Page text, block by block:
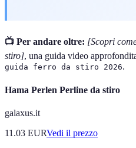
📺 Per andare oltre: [Scopri
stiro], una guida video
guida ferro da stiro 2026.
Hama Perlen Perline da stiro
galaxus.it
11.03 EURVedi il prezzo